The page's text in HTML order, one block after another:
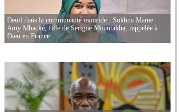
Deuil dans la communauté mouride : Sokhna Mame
Amy Mbacké, fille de Serigne Mountakha, rappelée à
Dieu en France